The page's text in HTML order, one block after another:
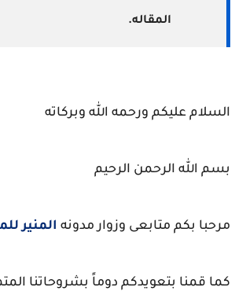
المقاله.
السلام عليكم ورحمه الله وبركاته
بسم الله الرحمن الرحيم
مرحبا بكم متابعى وزوار مدونه المنير
كما قمنا بتعويدكم دوماً بشروحاتنا